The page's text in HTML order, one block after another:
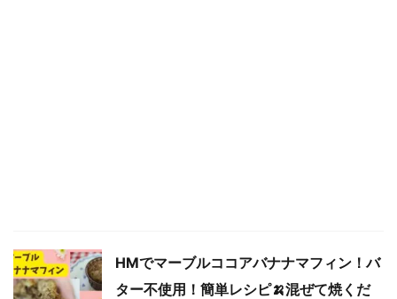
HMでマーブルココアバナナマフィン！バ
ター不使用！簡単レシピ🍌混ぜて焼くだ